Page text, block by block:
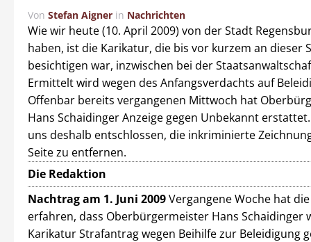
Von Stefan Aigner in Nachrichten
Wie wir heute (10. April 2009) von der Stadt
haben, ist die Karikatur, die bis vor kurzem an dieser
besichtigen war, inzwischen bei der
Ermittelt wird wegen des Anfangsverdachts auf
Offenbar bereits vergangenen Mittwoch hat
Hans Schaidinger Anzeige gegen Unbekannt
uns deshalb entschlossen, die inkriminierte
Seite zu entfernen.
Die Redaktion
Nachtrag am 1. Juni 2009Vergangene Woche hat
erfahren, dass Oberbürgermeister Hans Schaidinger
Karikatur Strafantrag wegen Beihilfe zur Beleidigung